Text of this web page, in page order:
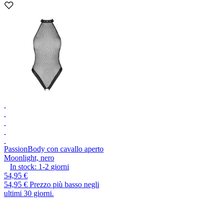
PassionBody con cavallo aperto
Moonlight, nero
In stock: 1-2 giorni
54,95 €
54,95 € Prezzo più basso negli
ultimi 30 giorni.